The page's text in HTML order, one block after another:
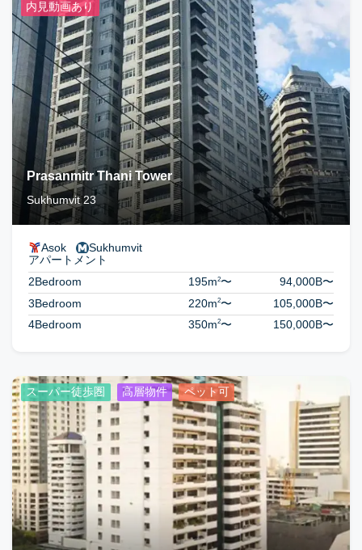
内見動画あり
Prasanmitr Thani Tower
Sukhumvit 23
Asok Sukhumvit
アパートメント
2Bedroom
195m2〜 94,000B〜
3Bedroom
220m2〜 105,000B〜
4Bedroom
350m2〜 150,000B〜
スーパー徒歩圏 高層物件 ペット可